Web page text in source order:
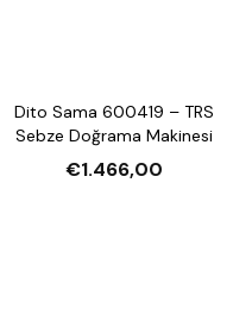
Dito Sama 600419 – TRS
Sebze Doğrama Makinesi
€1.466,00